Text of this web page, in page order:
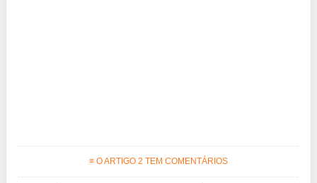
≡ O ARTIGO 2 TEM COMENTÁRIOS